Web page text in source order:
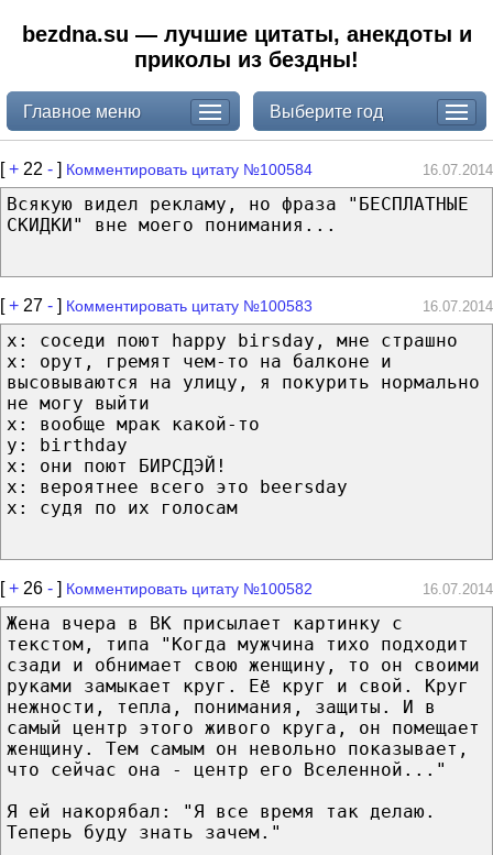
bezdna.su — лучшие цитаты, анекдоты и
приколы из бездны!
Главное меню Выберите год
[+ 22 - ] Комментировать цитату №100584 16.07.2014
Всякую видел рекламу, но фраза "БЕСПЛАТНЫЕ
СКИДКИ" вне моего понимания...
[+ 27 - ] Комментировать цитату №100583 16.07.2014
х: соседи поют happy birsday, мне страшно
х: орут, гремят чем-то на балконе и
высовываются на улицу, я покурить нормально
не могу выйти
х: вообще мрак какой-то
у: birthday
х: они поют БИРСДЭЙ!
х: вероятнее всего это beersday
х: судя по их голосам
[+ 26 - ] Комментировать цитату №100582 16.07.2014
Жена вчера в ВК присылает картинку с
текстом, типа "Когда мужчина тихо подходит
сзади и обнимает свою женщину, то он своими
руками замыкает круг. Её круг и свой. Круг
нежности, тепла, понимания, защиты. И в
самый центр этого живого круга, он помещает
женщину. Тем самым он невольно показывает,
что сейчас она - центр его Вселенной..."
Я ей накорябал: "Я все время так делаю.
Теперь буду знать зачем."